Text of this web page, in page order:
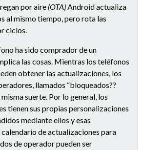
por aire (OTA)Android actualiza
al mismo tiempo, pero rota las
ciclos.
ha sido comprador de un
las cosas. Mientras los teléfonos
obtener las actualizaciones, los
llamados “bloqueados??
suerte. Por lo general, los
tienen sus propias personalizaciones
mediante ellos y esas
de actualizaciones para
de operador pueden ser